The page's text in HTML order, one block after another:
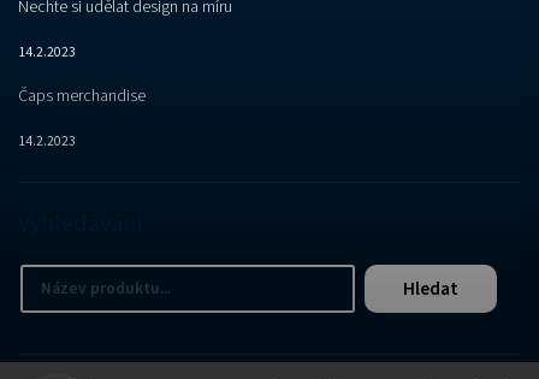
Nechte si udělat design na míru
14.2.2023
Čaps merchandise
14.2.2023
Hledat